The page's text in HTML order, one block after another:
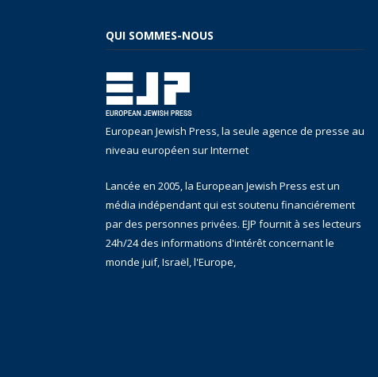
QUI SOMMES-NOUS
European Jewish Press, la seule agence de presse au
niveau européen sur Internet
Lancée en 2005, la European Jewish Press est un
média indépendant qui est soutenu financiérement
par des personnes privées. EJP fournit à ses lecteurs
24h/24 des informations d'intérêt concernant le
monde juif, Israël, l'Europe,